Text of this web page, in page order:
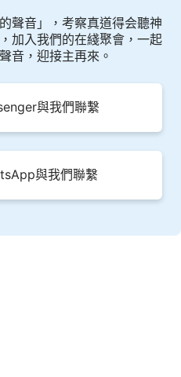
聲音」，考察真道得会聽神
加入我們的在綫聚會，一起
音，迎接主再來。
與我們聯繫
與我們聯繫